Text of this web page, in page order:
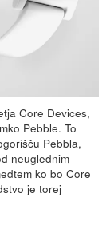
Core Devices,
Pebble. To
Pebbla,
neuglednim
ko bo Core
je torej